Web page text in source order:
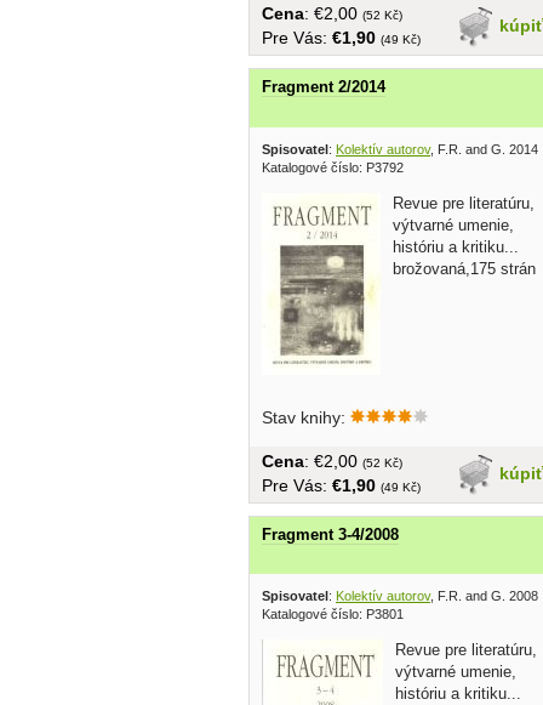
kúpiť
Cena: €2,00 (52 Kč)
Pre Vás: €1,90 (49 Kč)
Fragment 2/2014
Spisovatel: Kolektív autorov, F.R. and G. 2014
Katalogové číslo: P3792
Revue pre literatúru,
výtvarné umenie,
históriu a kritiku...
brožovaná,175 strán
Stav knihy:
kúpiť
Cena: €2,00 (52 Kč)
Pre Vás: €1,90 (49 Kč)
Fragment 3-4/2008
Spisovatel : Kolektív autorov, F.R. and G. 2008
Katalogové číslo: P3801
Revue pre literatúru,
výtvarné umenie,
históriu a kritiku...